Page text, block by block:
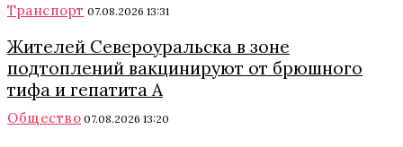
Транспорт 07.08.2026 13:31
Жителей Североуральска в зоне
подтоплений вакцинируют от брюшного
тифа и гепатита А
Общество 07.08.2026 13:20